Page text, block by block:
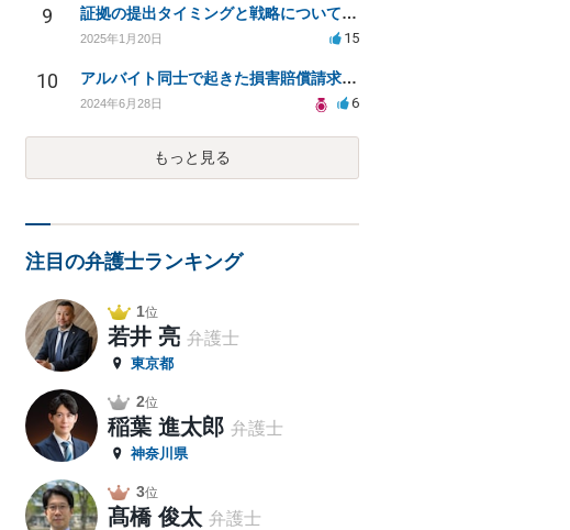
9 証拠の提出タイミングと戦略についてのご相談
2025年1月20日 15
10 アルバイト同士で起きた損害賠償請求に関する相談
2024年6月28日 6
もっと見る
注目の弁護士ランキング
1位
若井 亮 弁護士
東京都
2位
稲葉 進太郎 弁護士
神奈川県
3位
髙橋 俊太 弁護士